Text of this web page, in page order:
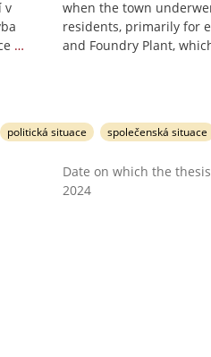
v
…
when the town
residents, primarily for
and Foundry Plant,
politická situace společenská situace
Date on which the
2024